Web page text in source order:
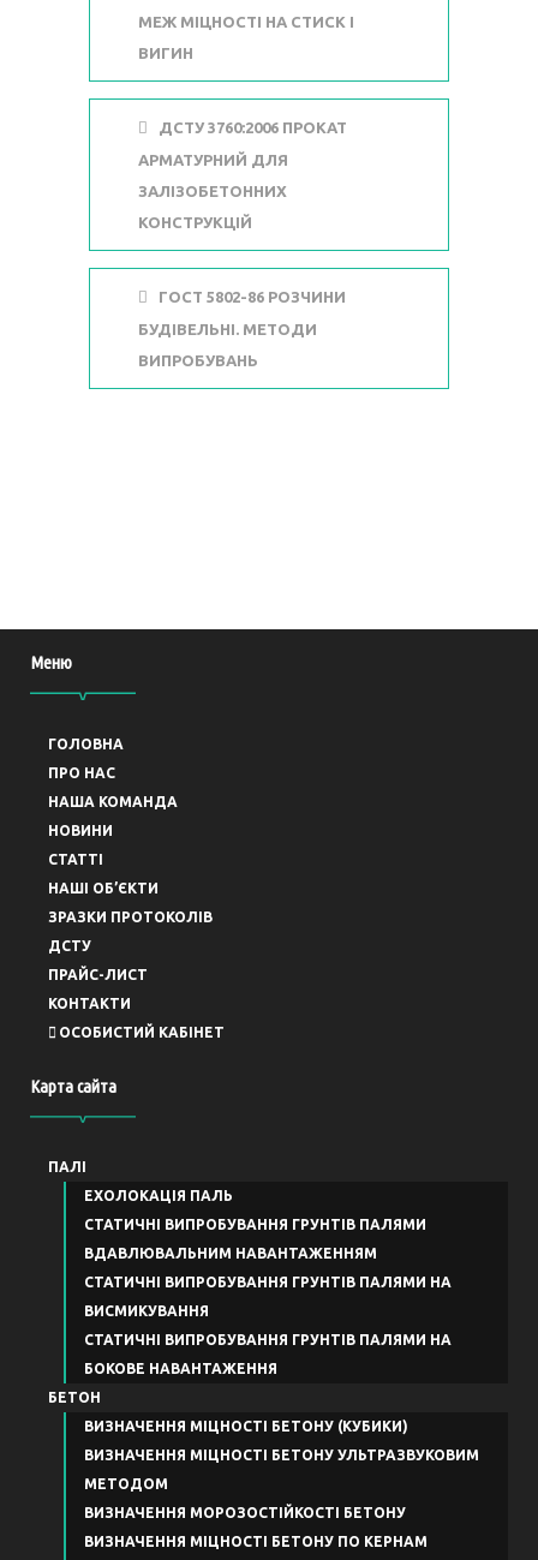
МЕЖ МІЦНОСТІ НА СТИСК І
ВИГИН
ДСТУ 3760:2006 ПРОКАТ
АРМАТУРНИЙ ДЛЯ
ЗАЛІЗОБЕТОННИХ
КОНСТРУКЦІЙ
ГОСТ 5802-86 РОЗЧИНИ
БУДІВЕЛЬНІ. МЕТОДИ
ВИПРОБУВАНЬ
Меню
ГОЛОВНА
ПРО НАС
НАША КОМАНДА
НОВИНИ
СТАТТІ
НАШІ ОБ’ЄКТИ
ЗРАЗКИ ПРОТОКОЛІВ
ДСТУ
ПРАЙС-ЛИСТ
КОНТАКТИ
ОСОБИСТИЙ КАБІНЕТ
Карта сайта
ПАЛІ
ЕХОЛОКАЦІЯ ПАЛЬ
СТАТИЧНІ ВИПРОБУВАННЯ ГРУНТІВ ПАЛЯМИ
ВДАВЛЮВАЛЬНИМ НАВАНТАЖЕННЯМ
СТАТИЧНІ ВИПРОБУВАННЯ ГРУНТІВ ПАЛЯМИ НА
ВИСМИКУВАННЯ
СТАТИЧНІ ВИПРОБУВАННЯ ГРУНТІВ ПАЛЯМИ НА
БОКОВЕ НАВАНТАЖЕННЯ
БЕТОН
ВИЗНАЧЕННЯ МІЦНОСТІ БЕТОНУ (КУБИКИ)
ВИЗНАЧЕННЯ МІЦНОСТІ БЕТОНУ УЛЬТРАЗВУКОВИМ
МЕТОДОМ
ВИЗНАЧЕННЯ МОРОЗОСТІЙКОСТІ БЕТОНУ
ВИЗНАЧЕННЯ МІЦНОСТІ БЕТОНУ ПО КЕРНАМ